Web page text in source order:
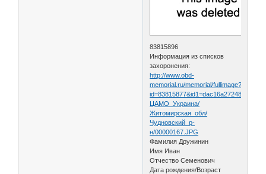
83815896
Информация из списков
захоронения:
http://www.obd-
memorial.ru/memorial/fullimage?
ЦАМО_Украина/
Житомирская_обл/
Чудновский_р-
н/00000167.JPG
Фамилия Дружинин
Имя Иван
Отчество Семенович
Дата рождения/Возраст